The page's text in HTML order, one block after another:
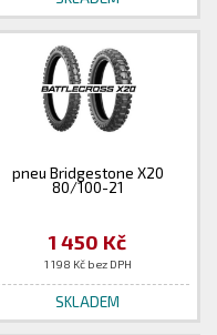
pneu Bridgestone X20
80/100-21
1 450 Kč
1 198 Kč bez DPH
SKLADEM